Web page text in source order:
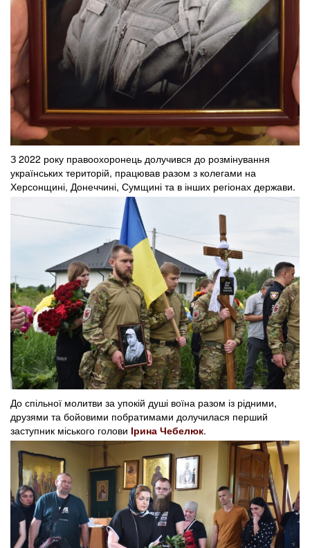
З 2022 року правоохоронець долучився до розмінування
українських територій, працював разом з колегами на
Херсонщині, Донеччині, Сумщині та в інших регіонах держави.
До спільної молитви за упокій душі воїна разом із рідними,
друзями та бойовими побратимами долучилася перший
заступник міського голови Ірина Чебелюк.